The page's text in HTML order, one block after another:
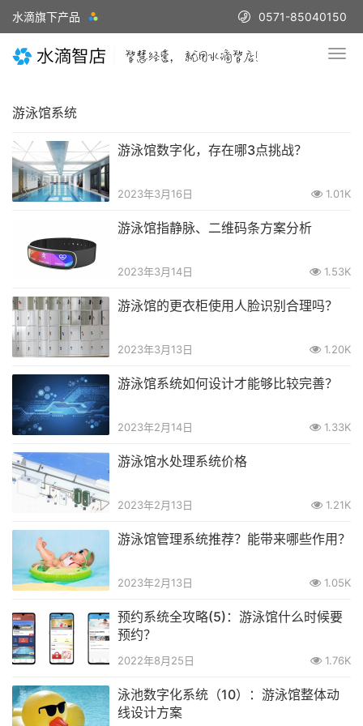
水滴旗下产品 0571-85040150
游泳馆系统
游泳馆数字化，存在哪3点挑战？
2023年3月16日 1.01K
游泳馆指静脉、二维码条方案分析
2023年3月14日 1.53K
游泳馆的更衣柜使用人脸识别合理吗？
2023年3月13日 1.20K
游泳馆系统如何设计才能够比较完善？
2023年2月14日 1.33K
游泳馆水处理系统价格
2023年2月13日 1.21K
游泳馆管理系统推荐？能带来哪些作用？
2023年2月13日 1.05K
预约系统全攻略(5)：游泳馆什么时候要
预约？
2022年8月25日 1.76K
泳池数字化系统（10）：游泳馆整体动
线设计方案